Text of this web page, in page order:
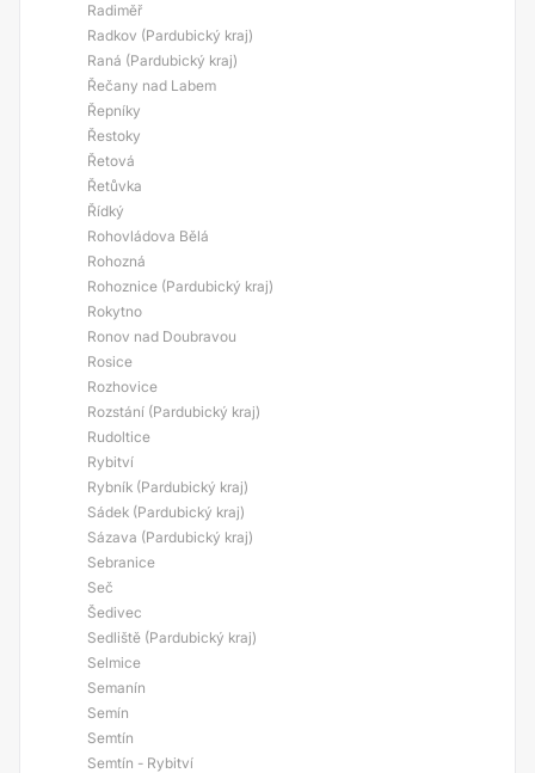
Radiměř
Radkov (Pardubický kraj)
Raná (Pardubický kraj)
Řečany nad Labem
Řepníky
Řestoky
Řetová
Řetůvka
Řídký
Rohovládova Bělá
Rohozná
Rohoznice (Pardubický kraj)
Rokytno
Ronov nad Doubravou
Rosice
Rozhovice
Rozstání (Pardubický kraj)
Rudoltice
Rybitví
Rybník (Pardubický kraj)
Sádek (Pardubický kraj)
Sázava (Pardubický kraj)
Sebranice
Seč
Šedivec
Sedliště (Pardubický kraj)
Selmice
Semanín
Semín
Semtín
Semtín - Rybitví